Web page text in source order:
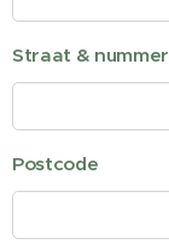
Straat & nummer
Postcode